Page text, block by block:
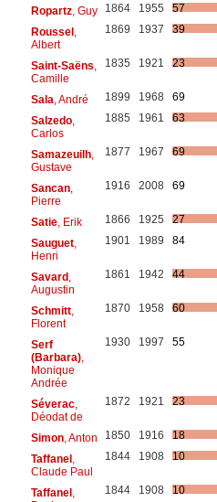
Ropartz, Guy 1864 1955
57
Roussel,
Albert
1869 1937 39
Saint-Saëns
Camille
1835 1921 23
Sala , André 1899 1968
69
Salzedo,
Carlos
1885 1961 63
Samazeuilh,
Gustave
1877 1967 69
Sancan,
Pierre
1916 2008 69
Satie, Erik 1866 1925
27
Sauguet,
Henri
1901 1989 84
Savard,
Augustin
1861 1942 44
Schmitt,
Florent
1870 1958 60
Serf
(Barbara),
Monique
Andrée
1930 1997 55
Séverac,
Déodat de
1872 1921 23
Simon, Anton 1850 1916
18
Taffanel,
Claude Paul
1844 1908 10
Taffanel,
1844 1908 10